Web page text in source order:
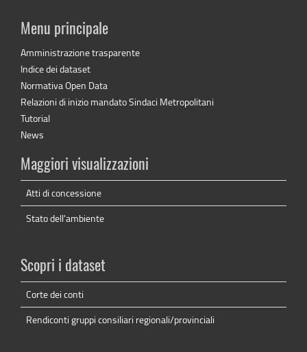
Menu principale
Amministrazione trasparente
Indice dei dataset
Normativa Open Data
Relazioni di inizio mandato Sindaci Metropolitani
Tutorial
News
Maggiori visualizzazioni
Atti di concessione
Stato dell'ambiente
Scopri i dataset
Corte dei conti
Rendiconti gruppi consiliari regionali/provinciali